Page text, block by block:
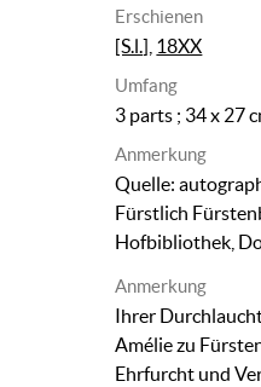
Erschienen
[S.l.] 18XX
Umfang
3 parts ; 34 x 27
Anmerkung
Quelle:
Fürstlich
Hofbibliothek,
Anmerkung
Ihrer
Amélie zu
Ehrfurcht und